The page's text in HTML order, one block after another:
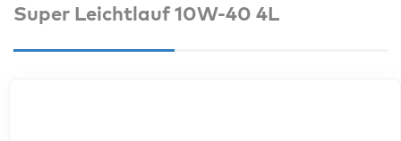
Super Leichtlauf 10W-40 4L